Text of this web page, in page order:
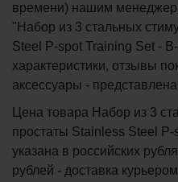
времени) нашим
"Набор из 3 стальных
Steel P-spot Training Set -
характеристики, отзывы
аксессуары -
Цена товара Набор из 3
простаты Stainless Steel
указана в российских
рублей - доставка